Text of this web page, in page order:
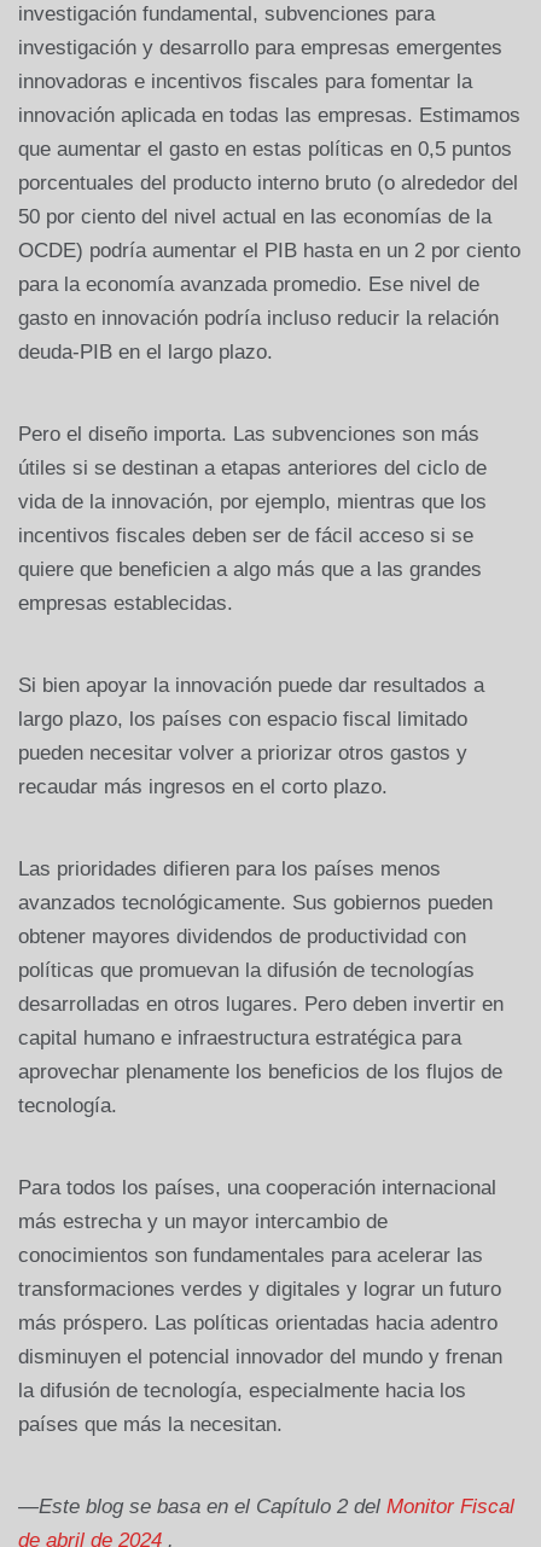
investigación fundamental, subvenciones para
investigación y desarrollo para empresas emergentes
innovadoras e incentivos fiscales para fomentar la
innovación aplicada en todas las empresas. Estimamos
que aumentar el gasto en estas políticas en 0,5 puntos
porcentuales del producto interno bruto (o alrededor del
50 por ciento del nivel actual en las economías de la
OCDE) podría aumentar el PIB hasta en un 2 por ciento
para la economía avanzada promedio. Ese nivel de
gasto en innovación podría incluso reducir la relación
deuda-PIB en el largo plazo.
Pero el diseño importa. Las subvenciones son más
útiles si se destinan a etapas anteriores del ciclo de
vida de la innovación, por ejemplo, mientras que los
incentivos fiscales deben ser de fácil acceso si se
quiere que beneficien a algo más que a las grandes
empresas establecidas.
Si bien apoyar la innovación puede dar resultados a
largo plazo, los países con espacio fiscal limitado
pueden necesitar volver a priorizar otros gastos y
recaudar más ingresos en el corto plazo.
Las prioridades difieren para los países menos
avanzados tecnológicamente. Sus gobiernos pueden
obtener mayores dividendos de productividad con
políticas que promuevan la difusión de tecnologías
desarrolladas en otros lugares. Pero deben invertir en
capital humano e infraestructura estratégica para
aprovechar plenamente los beneficios de los flujos de
tecnología.
Para todos los países, una cooperación internacional
más estrecha y un mayor intercambio de
conocimientos son fundamentales para acelerar las
transformaciones verdes y digitales y lograr un futuro
más próspero. Las políticas orientadas hacia adentro
disminuyen el potencial innovador del mundo y frenan
la difusión de tecnología, especialmente hacia los
países que más la necesitan.
—Este blog se basa en el Capítulo 2 del Monitor Fiscal
de abril de 2024 .